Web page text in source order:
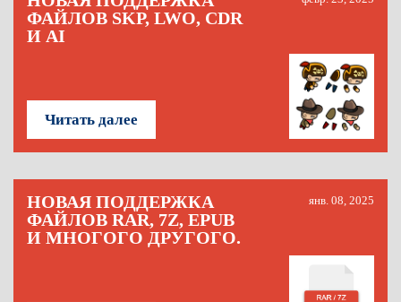
ФАЙЛОВ SKP, LWO, CDR
И AI
Читать далее
НОВАЯ ПОДДЕРЖКА
ФАЙЛОВ RAR, 7Z, EPUB
И МНОГОГО ДРУГОГО.
янв. 08, 2025